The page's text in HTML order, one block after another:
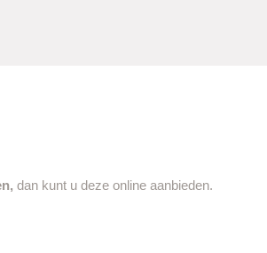
dan kunt u deze online aanbieden.